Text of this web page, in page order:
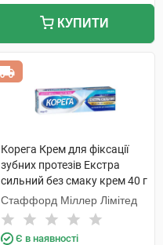
КУПИТИ
Корега Крем для фіксації
зубних протезів Екстра
сильний без смаку крем 40 г
1 туба
Стаффорд Міллер Лімітед
Є в наявності